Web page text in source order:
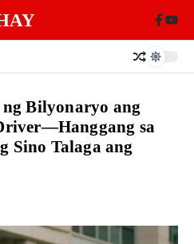
Bilyonaryo ang
sa
Sino Talaga ang